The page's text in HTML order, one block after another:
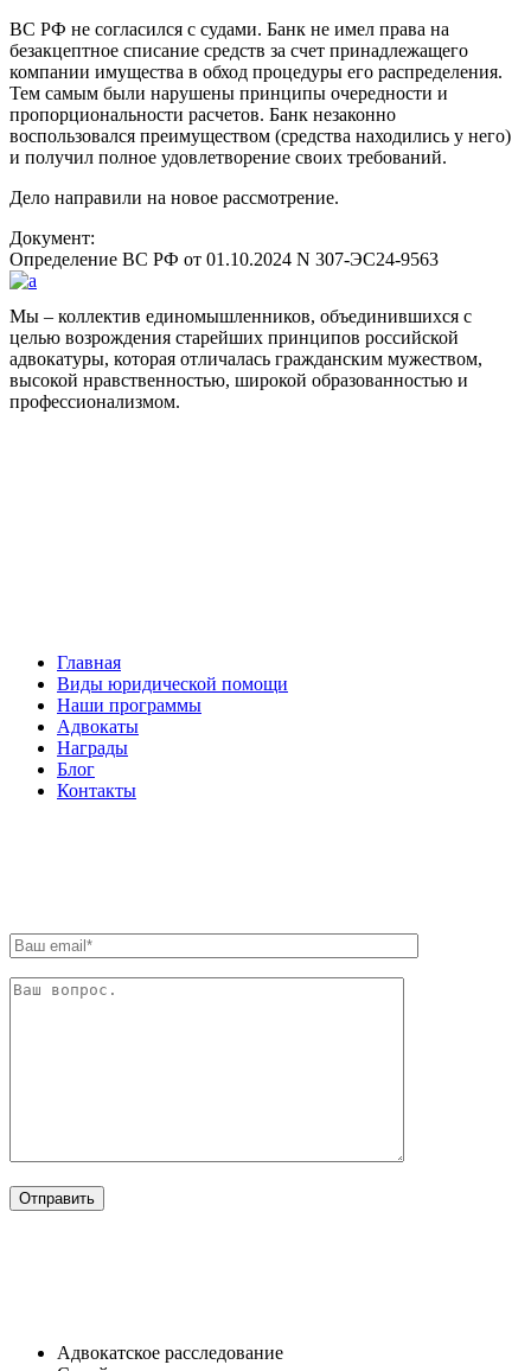
ВС РФ не согласился с судами. Банк не имел права на
безакцептное списание средств за счет принадлежащего
компании имущества в обход процедуры его распределения.
Тем самым были нарушены принципы очередности и
пропорциональности расчетов. Банк незаконно
воспользовался преимуществом (средства находились у него)
и получил полное удовлетворение своих требований.
Дело направили на новое рассмотрение.
Документ:
Определение ВС РФ от 01.10.2024 N 307-ЭС24-9563
Мы – коллектив единомышленников, объединившихся с
целью возрождения старейших принципов российской
адвокатуры, которая отличалась гражданским мужеством,
высокой нравственностью, широкой образованностью и
профессионализмом.
Главная
Виды юридической помощи
Наши программы
Адвокаты
Награды
Блог
Контакты
Адвокатское расследование